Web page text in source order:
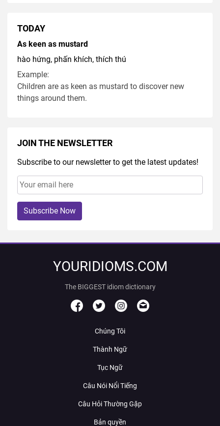
TODAY
As keen as mustard
hào hứng, phấn khích, thích thú
Example:
Children are as keen as mustard to discover new
things around them.
JOIN THE NEWSLETTER
Subscribe to our newsletter to get the latest updates!
Subscribe Now
YOURIDIOMS.COM
The BIGGEST idiom dictionary
Chúng Tôi
Thành Ngữ
Tục Ngữ
Câu Nói Nổi Tiếng
Câu Hỏi Thường Gặp
Bản quyền